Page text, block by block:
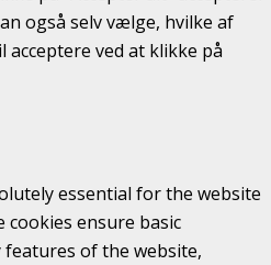
også selv vælge, hvilke af
acceptere ved at klikke på
essential for the website
ensure basic
of the website,